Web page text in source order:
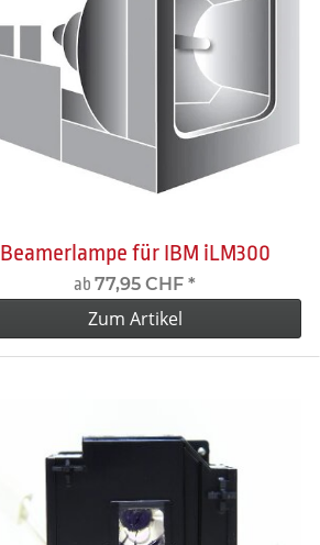
Beamerlampe für IBM iLM300
ab 77,95 CHF *
Zum Artikel